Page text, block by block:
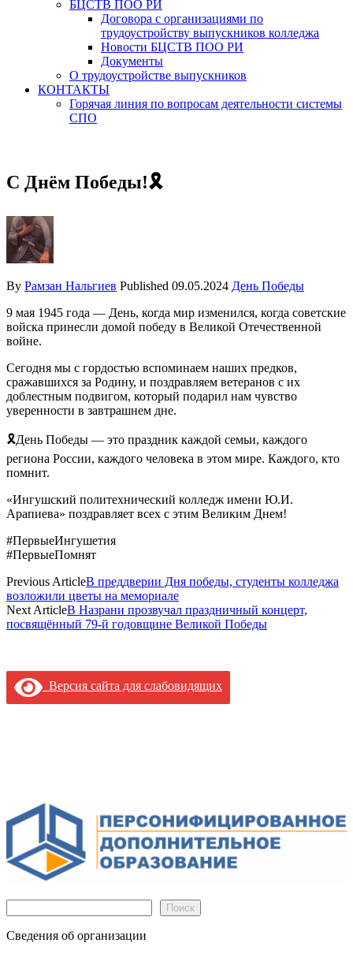
БЦСТВ ПОО РИ
Договора с организациями по
трудоустройству выпускников колледжа
Новости БЦСТВ ПОО РИ
Документы
О трудоустройстве выпускников
КОНТАКТЫ
Горячая линия по вопросам деятельности системы
СПО
С Днём Победы!🎗
By Рамзан Нальгиев Published 09.05.2024 День Победы
9 мая 1945 года — День, когда мир изменился, когда советские
войска принесли домой победу в Великой Отечественной
войне.
Сегодня мы с гордостью вспоминаем наших предков,
сражавшихся за Родину, и поздравляем ветеранов с их
доблестным подвигом, который подарил нам чувство
уверенности в завтрашнем дне.
🎗День Победы — это праздник каждой семьи, каждого
региона России, каждого человека в этом мире. Каждого, кто
помнит.
«Ингушский политехнический колледж имени Ю.И.
Арапиева» поздравляет всех с этим Великим Днем!
#ПервыеИнгушетия
#ПервыеПомнят
Previous ArticleВ преддверии Дня победы, студенты колледжа
возложили цветы на мемориале
Next ArticleВ Назрани прозвучал праздничный концерт,
посвящённый 79-й годовщине Великой Победы
Версия сайта для слабовидящих
Поиск
Сведения об организации